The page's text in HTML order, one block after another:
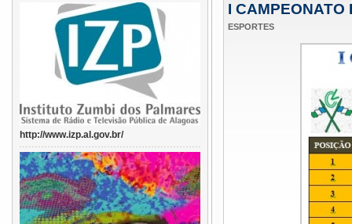
http://www.izp.al.gov.br/
I CAMPEONATO
ESPORTES